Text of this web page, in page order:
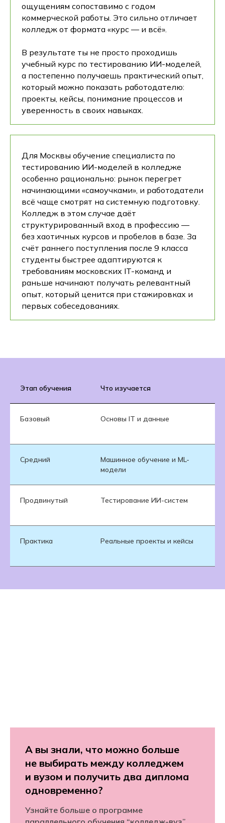
ощущениям сопоставимо с годом
коммерческой работы. Это сильно отличает
колледж от формата «курс — и всё».
В результате ты не просто проходишь
учебный курс по тестированию ИИ-моделей,
а постепенно получаешь практический опыт,
который можно показать работодателю:
проекты, кейсы, понимание процессов и
уверенность в своих навыках.
Для Москвы обучение специалиста по
тестированию ИИ-моделей в колледже
особенно рационально: рынок перегрет
начинающими «самоучками», и работодатели
всё чаще смотрят на системную подготовку.
Колледж в этом случае даёт
структурированный вход в профессию —
без хаотичных курсов и пробелов в базе. За
счёт раннего поступления после 9 класса
студенты быстрее адаптируются к
требованиям московских IT-команд и
раньше начинают получать релевантный
опыт, который ценится при стажировках и
первых собеседованиях.
Этап обучения Что изучается
Базовый Основы IT и данные
Средний
Машинное обучение и ML-
модели
Продвинутый Тестирование ИИ-систем
Практика Реальные проекты и кейсы
А вы знали, что можно больше
не выбирать между колледжем
и вузом и получить два диплома
одновременно?
Узнайте больше о программе